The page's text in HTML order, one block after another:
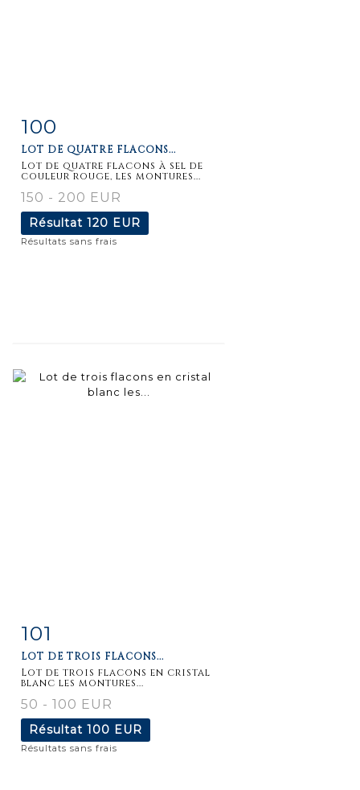
Fiche
détaillée
100
LOT DE QUATRE FLACONS...
Lot de quatre flacons à sel de
couleur rouge, les montures...
150 - 200 EUR
Résultat 120 EUR
Résultats sans frais
101
LOT DE TROIS FLACONS...
Lot de trois flacons en cristal
blanc les montures...
50 - 100 EUR
Résultat 100 EUR
Résultats sans frais